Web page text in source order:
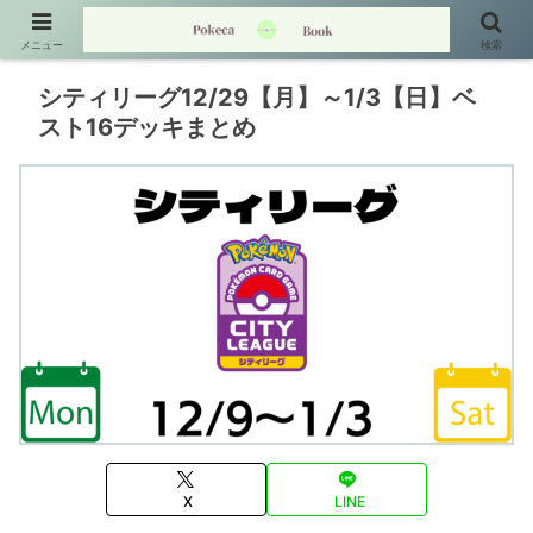
シティリーグ12/29【月】～1/3【日】ベ
スト16デッキまとめ
X LINE
メニュー 検索